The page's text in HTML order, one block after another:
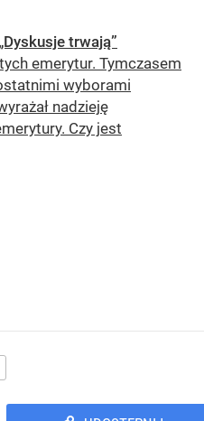
trwają”
emerytur. Tymczasem
wyborami
nadzieję
Czy jest